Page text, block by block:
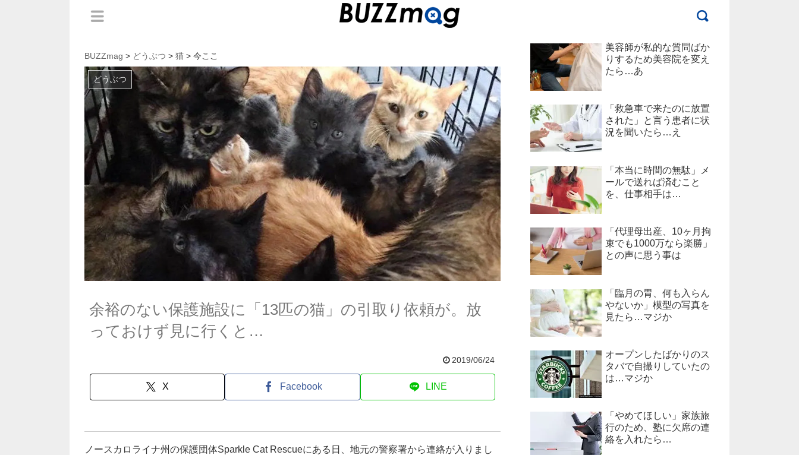
BUZZmag > どうぶつ > 猫 > 今ここ
どうぶつ
余裕のない保護施設に「13匹の猫」の引取り依頼が。放
っておけず見に行くと…
2019/06/24
X Facebook LINE
ノースカロライナ州の保護団体Sparkle Cat Rescueにある日、地元の警察署から連絡が入りまし
美容師が私的な質問ばか
りするため美容院を変え
たら…あ
「救急車で来たのに放置
された」と言う患者に状
況を聞いたら…え
「本当に時間の無駄」メ
ールで送れば済むこと
を、仕事相手は…
「代理母出産、10ヶ月拘
束でも1000万なら楽勝」
との声に思う事は
「臨月の胃、何も入らん
やないか」模型の写真を
見たら…マジか
オープンしたばかりのス
タバで自撮りしていたの
は…マジか
「やめてほしい」家族旅
行のため、塾に欠席の連
絡を入れたら…